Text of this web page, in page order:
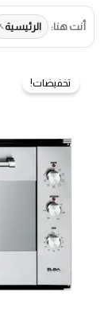
أنت هنا: الرئيسية
تخفيضات!